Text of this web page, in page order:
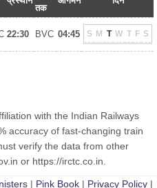
तक
22:30 BVC 04:45 S M T W T F S
with the Indian Railways
accuracy of fast-changing train
verify the data from other
or https://irctc.co.in.
| Pink Book | Privacy Policy |